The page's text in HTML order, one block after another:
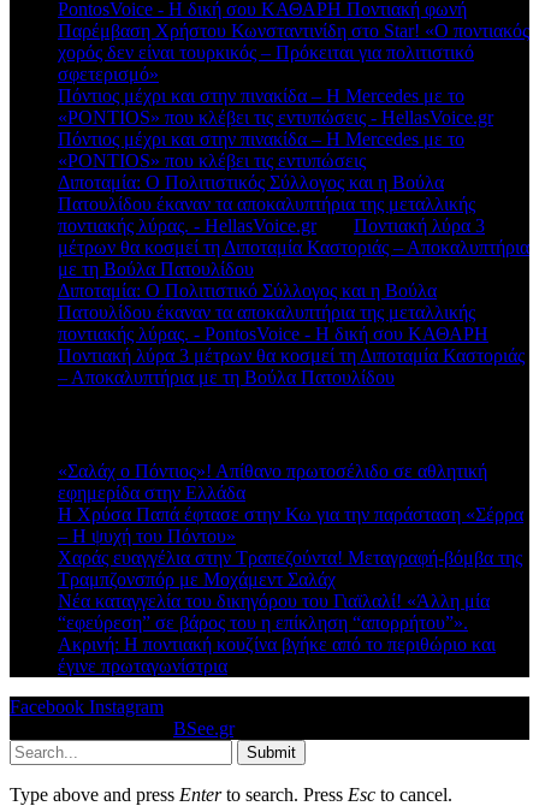
PontosVoice - H δική σου ΚΑΘΑΡΗ Ποντιακή φωνή
Παρέμβαση Χρήστου Κωνσταντινίδη στο Star! «Ο ποντιακός
χορός δεν είναι τουρκικός – Πρόκειται για πολιτιστικό
σφετερισμό»
Πόντιος μέχρι και στην πινακίδα – Η Mercedes με το
«PONTIOS» που κλέβει τις εντυπώσεις - HellasVoice.grστο
Πόντιος μέχρι και στην πινακίδα – Η Mercedes με το
«PONTIOS» που κλέβει τις εντυπώσεις
Διποταμία: Ο Πολιτιστικός Σύλλογος και η Βούλα
Πατουλίδου έκαναν τα αποκαλυπτήρια της μεταλλικής
ποντιακής λύρας. - HellasVoice.grστο Ποντιακή λύρα 3
μέτρων θα κοσμεί τη Διποταμία Καστοριάς – Αποκαλυπτήρια
με τη Βούλα Πατουλίδου
Διποταμία: Ο Πολιτιστικό Σύλλογος και η Βούλα
Πατουλίδου έκαναν τα αποκαλυπτήρια της μεταλλικής
ποντιακής λύρας. - PontosVoice - H δική σου ΚΑΘΑΡΗ
Ποντιακή λύρα 3 μέτρων θα κοσμεί τη Διποταμία Καστοριάς
– Αποκαλυπτήρια με τη Βούλα Πατουλίδου
«Σαλάχ ο Πόντιος»! Απίθανο πρωτοσέλιδο σε αθλητική
εφημερίδα στην Ελλάδα
Η Χρύσα Παπά έφτασε στην Κω για την παράσταση «Σέρρα
– Η ψυχή του Πόντου»
Χαράς ευαγγέλια στην Τραπεζούντα! Μεταγραφή-βόμβα της
Τραμπζονσπόρ με Μοχάμεντ Σαλάχ
Νέα καταγγελία του δικηγόρου του Γιαϊλαλί! «Άλλη μία
“εφεύρεση” σε βάρος του η επίκληση “απορρήτου”».
Ακρινή: Η ποντιακή κουζίνα βγήκε από το περιθώριο και
έγινε πρωταγωνίστρια
Facebook Instagram
BSee.gr.
Submit
Type above and press Enterto search. Press Esc to cancel.